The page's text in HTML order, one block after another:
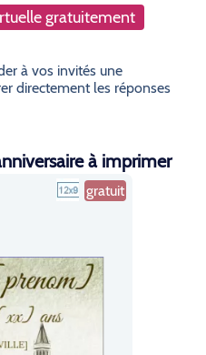
gratuitement
à vos invités une
directement les réponses
à imprimer
gratuit